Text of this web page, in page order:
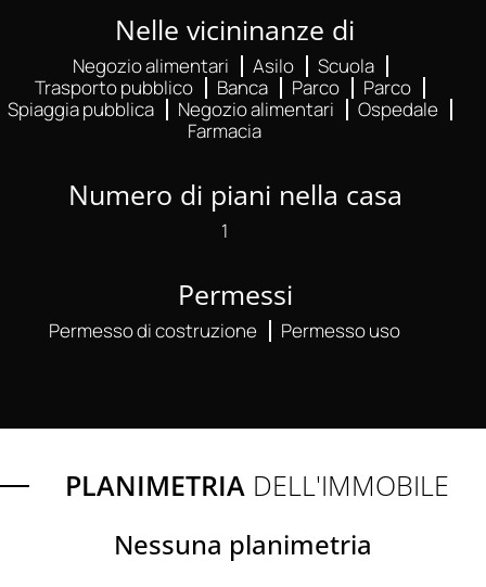
Nelle vicininanze di
Negozio alimentari Asilo
Scuola
Trasporto pubblico
Banca Parco
Parco
Spiaggia pubblica
Negozio alimentari
Ospedale
Farmacia
Numero di piani nella casa
1
Permessi
Permesso di costruzione Permesso uso
PLANIMETRIA DELL'IMMOBILE
Nessuna planimetria